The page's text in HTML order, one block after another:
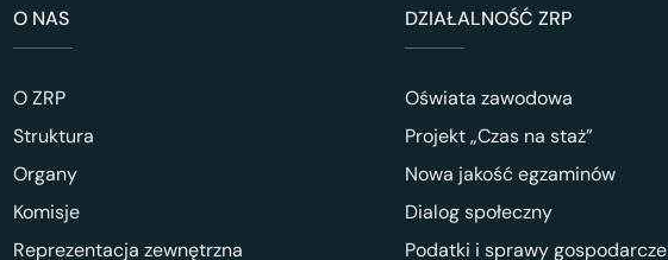
O NAS
O ZRP
Struktura
Organy
Komisje
Reprezentacja zewnętrzna
DZIAŁALNOŚĆ ZRP
Oświata zawodowa
Projekt „Czas na staż”
Nowa jakość egzaminów
Dialog społeczny
Podatki i sprawy gospodarcze